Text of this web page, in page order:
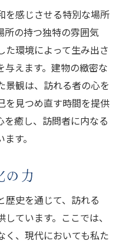
を感じさせる特別な場所
所の持つ独特の雰囲気
た環境によって生み出さ
与えます。建物の緻密な
景観は、訪れる者の心を
を見つめ直す時間を提供
を癒し、訪問者に内なる
す。
の力
歴史を通じて、訪れる
ています。ここでは、
く、現代においても私た